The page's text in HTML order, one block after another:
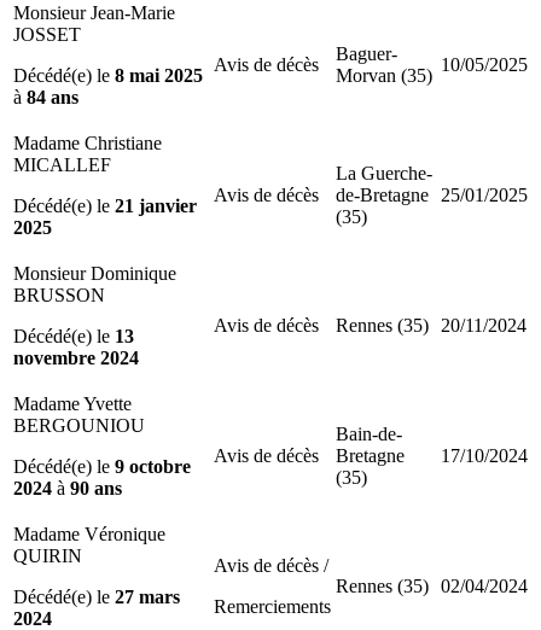
Monsieur Jean-Marie
JOSSET
Décédé(e) le 8 mai 2025
à 84 ans
Avis de décès
Baguer-
Morvan (35)
10/05/2025
Madame Christiane
MICALLEF
Décédé(e) le 21 janvier
2025
Avis de décès
La Guerche-
de-Bretagne
(35)
25/01/2025
Monsieur Dominique
BRUSSON
Décédé(e) le 13
novembre 2024
Avis de décès Rennes (35) 20/11/2024
Madame Yvette
BERGOUNIOU
Décédé(e) le 9 octobre
2024 à 90 ans
Avis de décès
Bain-de-
Bretagne
(35)
17/10/2024
Madame Véronique
QUIRIN
Décédé(e) le 27 mars
2024
Avis de décès /
Remerciements
Rennes (35) 02/04/2024